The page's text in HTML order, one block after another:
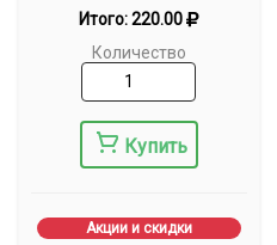
Итого:220.00
Количество
Купить
Акции и скидки